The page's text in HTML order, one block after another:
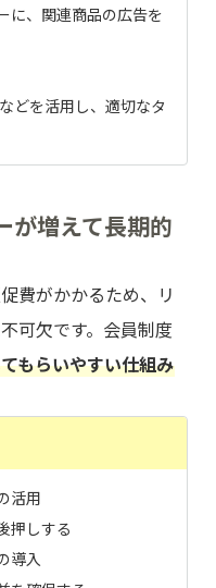
に、関連商品の広告を
どを活用し、適切なタ
が増えて長期的
費がかかるため、リ
可欠です。会員制度
もらいやすい仕組み
活用
押しする
導入